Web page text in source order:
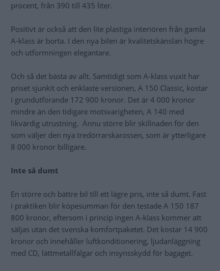
procent, från 390 till 435 liter.
Positivt är också att den lite plastiga interiören från gamla
A-klass är borta. I den nya bilen är kvalitetskänslan högre
och utformningen elegantare.
Och så det bästa av allt. Samtidigt som A-klass vuxit har
priset sjunkit och enklaste versionen, A 150 Classic, kostar
i grundutförande 172 900 kronor. Det är 4 000 kronor
mindre än den tidigare motsvarigheten, A 140 med
likvärdig utrustning. Ännu större blir skillnaden för den
som väljer den nya tredörrarskarossen, som är ytterligare
8 000 kronor billigare.
Inte så dumt
En större och bättre bil till ett lägre pris, inte så dumt. Fast
i praktiken blir köpesumman för den testade A 150 187
800 kronor, eftersom i princip ingen A-klass kommer att
säljas utan det svenska komfortpaketet. Det kostar 14 900
kronor och innehåller luftkonditionering, ljudanläggning
med CD, lättmetallfälgar och insynsskydd för bagaget.